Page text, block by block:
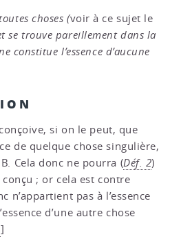
choses (voir à ce sujet le
se trouve pareillement dans la
constitue l’essence d’aucune
si on le peut, que
de quelque chose singulière,
Cela donc ne pourra (Déf. 2)
; or cela est contre
n’appartient pas à l’essence
d’une autre chose
]